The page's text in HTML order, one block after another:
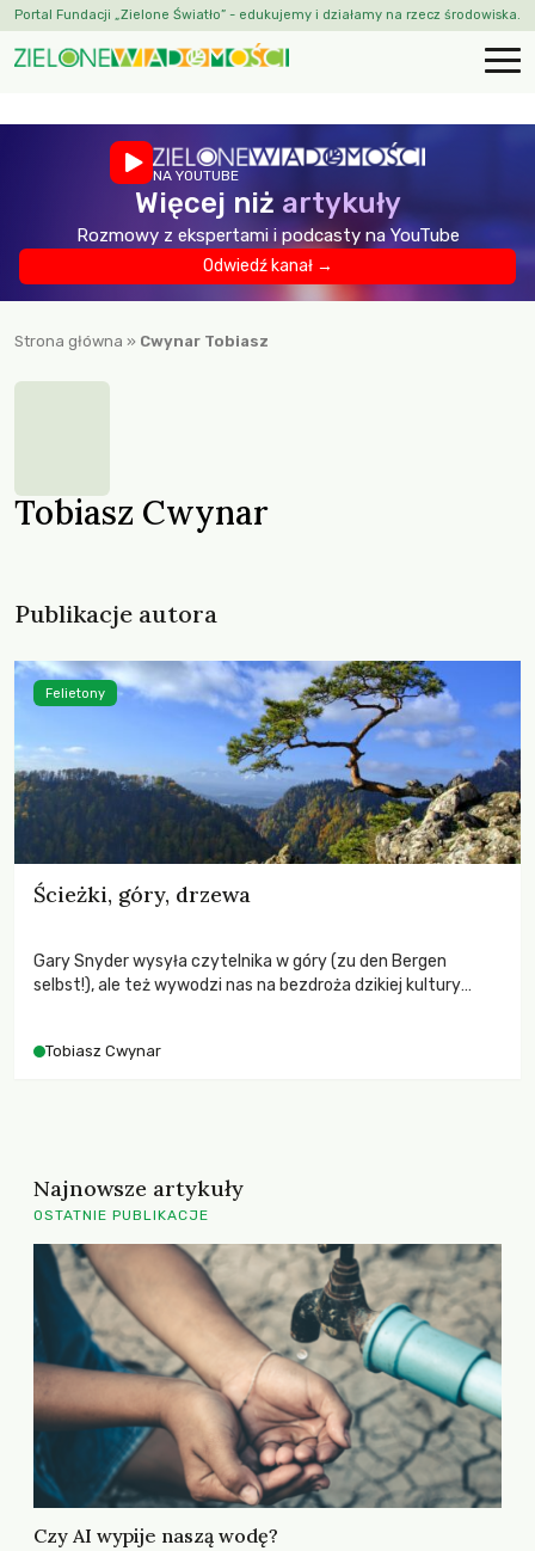
Portal Fundacji „Zielone Światło” - edukujemy i działamy na rzecz środowiska.
NA YOUTUBE
Więcej niż artykuły
Rozmowy z ekspertami i podcasty na YouTube
Odwiedź kanał →
Strona główna » Cwynar Tobiasz
Tobiasz Cwynar
Publikacje autora
Ścieżki, góry, drzewa
Gary Snyder wysyła czytelnika w góry (zu den Bergen
selbst!), ale też wywodzi nas na bezdroża dzikiej kultury
Tobiasz Cwynar
Felietony
Najnowsze artykuły
OSTATNIE PUBLIKACJE
Czy AI wypije naszą wodę?